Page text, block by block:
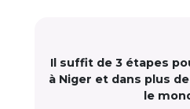
Il suffit de 3 étapes
à Niger et dans plus
le